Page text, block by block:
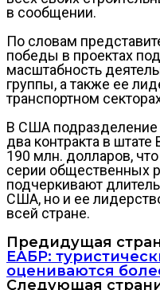
в сообщении.
По словам
победы в проектах
масштабность
группы, а также ее
транспортном
В США подразделение
два контракта в
190 млн. долларов,
серии общественных
подчеркивают
США, но и ее
всей стране.
Предидущая
ЕАБР:
оцениваются
Следующая